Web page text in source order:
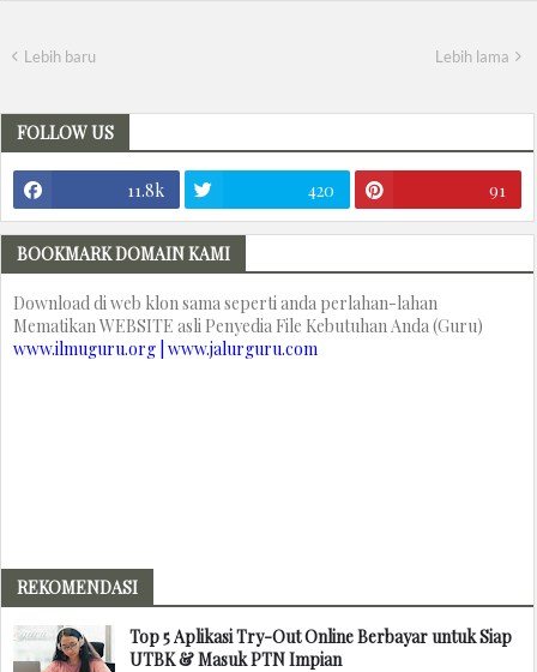
Lebih baru Lebih lama
FOLLOW US
11.8k 420 91
BOOKMARK DOMAIN KAMI
Download di web klon sama seperti anda perlahan-lahan
Mematikan WEBSITE asli Penyedia File Kebutuhan Anda (Guru)
www.ilmuguru.org | www.jalurguru.com
REKOMENDASI
Top 5 Aplikasi Try-Out Online Berbayar untuk Siap
UTBK & Masuk PTN Impian